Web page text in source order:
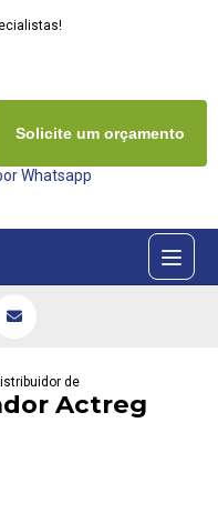
mesmo
Whatsapp
Solicite um orçamento
eletrico de atuador actreg embu
Actreg